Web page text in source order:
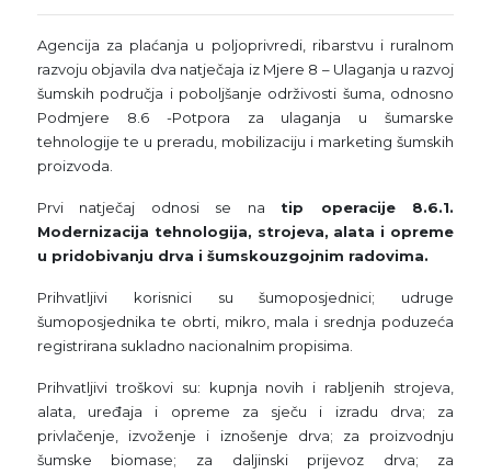
Agencija za plaćanja u poljoprivredi, ribarstvu i ruralnom
razvoju objavila dva natječaja iz Mjere 8 – Ulaganja u razvoj
šumskih područja i poboljšanje održivosti šuma, odnosno
Podmjere 8.6 -Potpora za ulaganja u šumarske
tehnologije te u preradu, mobilizaciju i marketing šumskih
proizvoda.
Prvi natječaj odnosi se na tip operacije 8.6.1.
Modernizacija tehnologija, strojeva, alata i opreme
u pridobivanju drva i šumskouzgojnim radovima.
Prihvatljivi korisnici su šumoposjednici; udruge
šumoposjednika te obrti, mikro, mala i srednja poduzeća
registrirana sukladno nacionalnim propisima.
Prihvatljivi troškovi su: kupnja novih i rabljenih strojeva,
alata, uređaja i opreme za sječu i izradu drva; za
privlačenje, izvoženje i iznošenje drva; za proizvodnju
šumske biomase; za daljinski prijevoz drva; za